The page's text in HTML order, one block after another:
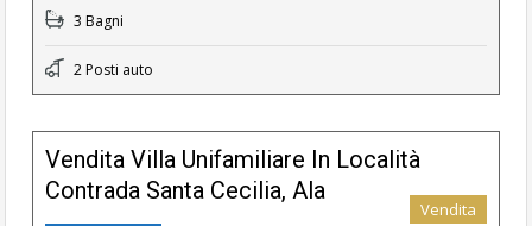
3 Bagni
2 Posti auto
Vendita Villa Unifamiliare In Località
Contrada Santa Cecilia, Ala
Vendita